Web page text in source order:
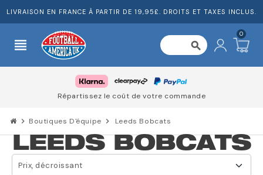
LIVRAISON EN FRANCE À PARTIR DE 19,95£. DROITS ET TAXES INCLUS.
view_headline search
0
Répartissez le coût de votre commande
chevron_right Boutiques D'équipe chevron_right Leeds Bobcats
LEEDS BOBCATS
Prix, décroissant